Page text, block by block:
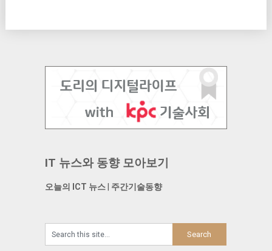
IT 뉴스와 동향 모아보기
오늘의 ICT 뉴스| 주간기술동향